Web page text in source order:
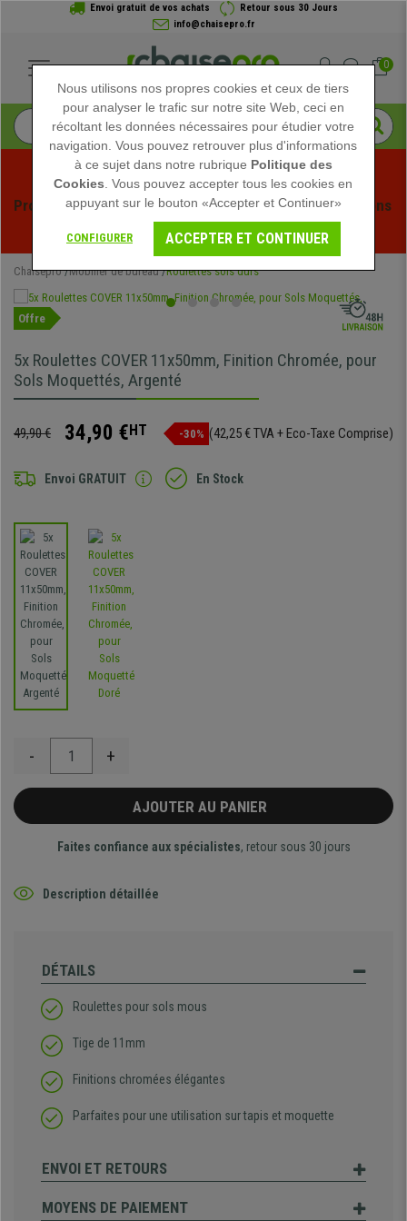
Envoi gratuit de vos achats
Retour sous 30 Jours
info@chaisepro.fr
0
Profitez des soldes d'été chez Chaisepro ! Des réductions
exclusives pour une durée limitée - Voir l'offre
Chaisepro Mobilier de bureau Roulettes sols durs
Offre
5x Roulettes COVER 11x50mm, Finition Chromée, pour
Sols Moquettés, Argenté
49,90 € 34,90 €HT -30% (42,25 € TVA + Eco-Taxe Comprise)
Envoi GRATUIT En Stock
- +
AJOUTER AU PANIER
Faites confiance aux spécialistes, retour sous 30 jours
Description détaillée
DÉTAILS
Roulettes pour sols mous
Tige de 11mm
Finitions chromées élégantes
Parfaites pour une utilisation sur tapis et moquette
ENVOI ET RETOURS
MOYENS DE PAIEMENT
Nous utilisons nos propres cookies et ceux de tiers
pour analyser le trafic sur notre site Web, ceci en
récoltant les données nécessaires pour étudier votre
navigation. Vous pouvez retrouver plus d'informations
à ce sujet dans notre rubrique Politique des
Cookies . Vous pouvez accepter tous les cookies en
appuyant sur le bouton «Accepter et Continuer»
CONFIGURER ACCEPTER ET CONTINUER